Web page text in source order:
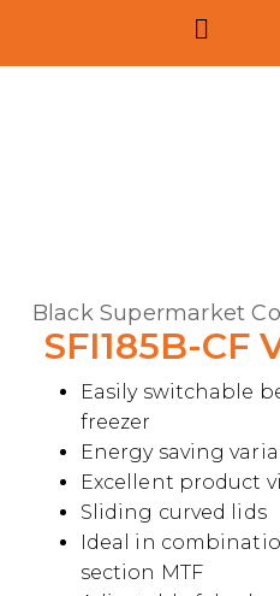
Black Supermarket
SFI185B-CF
Easily switchable
freezer
Energy saving
Excellent product
Sliding curved lids
Ideal in
section MTF